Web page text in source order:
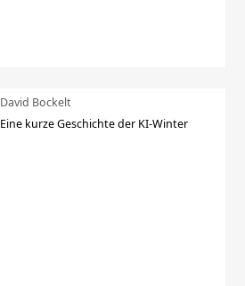
David Bockelt
Eine kurze Geschichte der KI-Winter